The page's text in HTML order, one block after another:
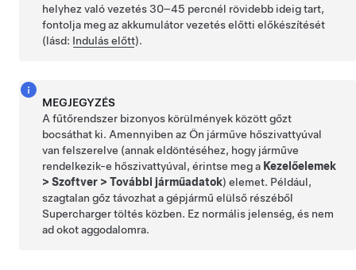
helyhez való vezetés 30–45 percnél rövidebb ideig tart,
fontolja meg az akkumulátor vezetés előtti előkészítését
(lásd: Indulás előtt).
MEGJEGYZÉS
A fűtőrendszer bizonyos körülmények között gőzt
bocsáthat ki. Amennyiben az Ön járműve hőszivattyúval
van felszerelve (annak eldöntéséhez, hogy járműve
rendelkezik-e hőszivattyúval, érintse meg a Kezelőelemek
>Szoftver >További járműadatok) elemet. Például,
szagtalan gőz távozhat a gépjármű elülső részéből
Supercharger töltés közben. Ez normális jelenség, és nem
ad okot aggodalomra.